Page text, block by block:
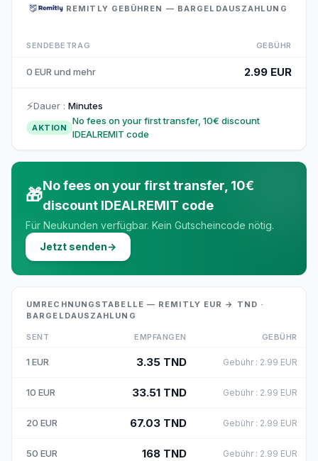
REMITLY GEBÜHREN — BARGELDAUSZAHLUNG
SENDEBETRAG GEBÜHR
0 EUR und mehr 2.99 EUR
⚡Dauer : Minutes
AKTION
No fees on your first transfer, 10€ discount
IDEALREMIT code
🎁No fees on your first transfer, 10€
discount IDEALREMIT code
Für Neukunden verfügbar. Kein Gutscheincode nötig.
Jetzt senden→
UMRECHNUNGSTABELLE — REMITLY EUR → TND ·
BARGELDAUSZAHLUNG
SENT EMPFANGEN GEBÜHR
1 EUR 3.35 TND Gebühr : 2.99 EUR
10 EUR 33.51 TND Gebühr : 2.99 EUR
20 EUR 67.03 TND Gebühr : 2.99 EUR
50 EUR 168 TND Gebühr : 2.99 EUR